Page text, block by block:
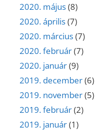
2020. május(8)
2020. április(7)
2020. március(7)
2020. február(7)
2020. január(9)
2019. december(6)
2019. november(5)
2019. február(2)
2019. január(1)